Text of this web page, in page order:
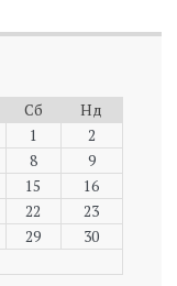
Сб
Нд
1
2
8
9
15
16
22
23
29
30